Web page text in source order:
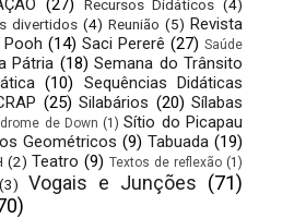
Recursos Didáticos (4)
divertidos (4) Reunião (5) Revista
(14) Saci Pererê (27) Saúde
Pátria (18) Semana do Trânsito
(10)
Sequências Didáticas
(25) Silabários (20) Sílabas
de Down (1) Sítio do Picapau
Geométricos (9) Tabuada (19)
(2) Teatro (9) Textos de reflexão (1)
(3) Vogais e Junções (71)